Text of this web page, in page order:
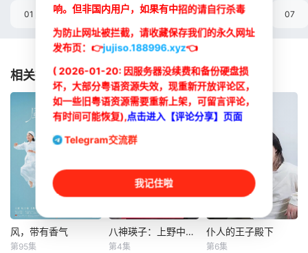
选集
01 02 03 04 05 06 07
相关推荐
风，带有香气
风，带有香气
第95集
八神瑛子：上野中央署组织犯罪对策课 八神瑛子：上野中央署组织犯罪对策课
第4集
仆人的王子殿下
仆人的王子殿下
第6集
响。但非国内用户，如果有中招的请自行杀毒
为防止网址被拦截，请收藏保存我们的永久网址
发布页： 👉jujiso.188996.xyz👈
( 2026-01-20: 因服务器没续费和备份硬盘损
坏，大部分粤语资源失效，现重新开放评论区，
如一些旧粤语资源需要重新上架，可留言评论，
有时间可能恢复),点击进入【评论分享】页面
Telegram交流群
我记住啦